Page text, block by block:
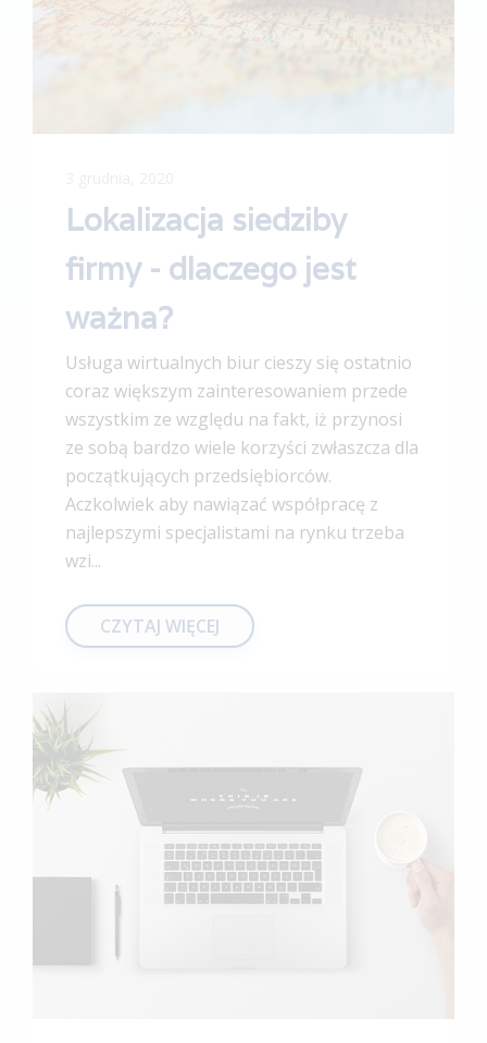
Lokalizacja siedziby
firmy - dlaczego jest
ważna?
Usługa wirtualnych biur cieszy się ostatnio
coraz większym zainteresowaniem przede
wszystkim ze względu na fakt, iż przynosi
ze sobą bardzo wiele korzyści zwłaszcza dla
początkujących przedsiębiorców.
Aczkolwiek aby nawiązać współpracę z
najlepszymi specjalistami na rynku trzeba
wzi...
CZYTAJ WIĘCEJ